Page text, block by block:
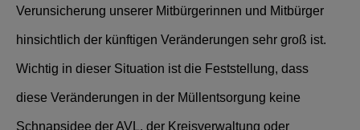
Verunsicherung unserer Mitbürgerinnen und Mitbürger
hinsichtlich der künftigen Veränderungen sehr groß ist.
Wichtig in dieser Situation ist die Feststellung, dass
diese Veränderungen in der Müllentsorgung keine
Schnapsidee der AVL, der Kreisverwaltung oder